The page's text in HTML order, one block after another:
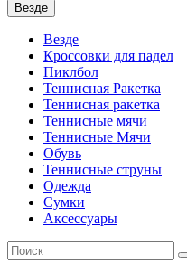
Везде
Везде
Кроссовки для падел
Пиклбол
Теннисная Ракетка
Теннисная ракетка
Теннисные мячи
Теннисные Мячи
Обувь
Теннисные струны
Одежда
Сумки
Аксессуары